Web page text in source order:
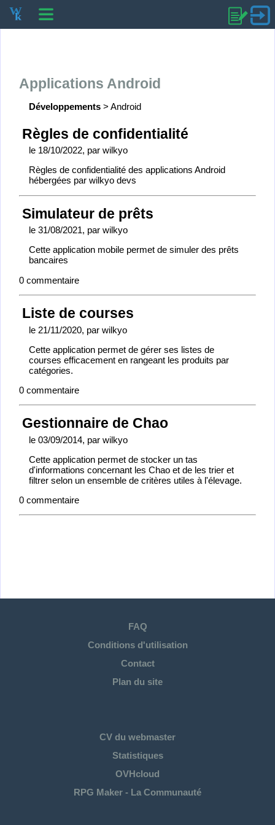
Applications Android
Développements> Android
Règles de confidentialité
le 18/10/2022, par wilkyo
Règles de confidentialité des applications Android
hébergées par wilkyo devs
Simulateur de prêts
le 31/08/2021, par wilkyo
Cette application mobile permet de simuler des prêts
bancaires
0 commentaire
Liste de courses
le 21/11/2020, par wilkyo
Cette application permet de gérer ses listes de
courses efficacement en rangeant les produits par
catégories.
0 commentaire
Gestionnaire de Chao
le 03/09/2014, par wilkyo
Cette application permet de stocker un tas
d'informations concernant les Chao et de les trier et
filtrer selon un ensemble de critères utiles à l'élevage.
0 commentaire
FAQ
Conditions d'utilisation
Contact
Plan du site
CV du webmaster
Statistiques
OVHcloud
RPG Maker - La Communauté